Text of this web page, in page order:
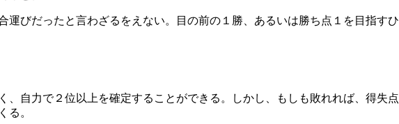
びだったと言わざるをえない。目の前の１勝、あるいは勝ち点１を目指すひ
自力で２位以上を確定することができる。しかし、もしも敗れれば、得失点
る。